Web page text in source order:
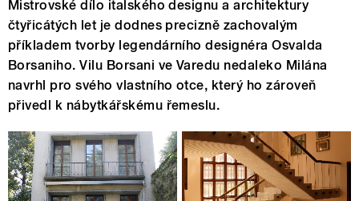
Mistrovské dílo italského designu a architektury
čtyřicátých let je dodnes precizně zachovalým
příkladem tvorby legendárního designéra Osvalda
Borsaniho. Vilu Borsani ve Varedu nedaleko Milána
navrhl pro svého vlastního otce, který ho zároveň
přivedl k nábytkářskému řemeslu.